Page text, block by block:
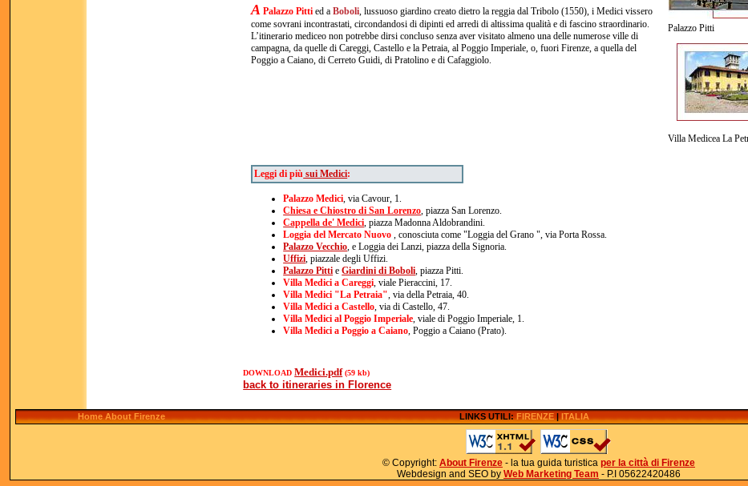
A Palazzo Pitti ed aBoboli , lussuoso giardino creato dietro la reggia dal Tribolo (1550), i Medici vissero
come sovrani incontrastati, circondandosi di dipinti ed arredi di altissima qualità e di fascino straordinario.
L’itinerario mediceo non potrebbe dirsi concluso senza aver visitato almeno una delle numerose ville di
campagna, da quelle di Careggi, Castello e la Petraia, al Poggio Imperiale, o, fuori Firenze, a quella del
Poggio a Caiano, di Cerreto Guidi, di Pratolino e di Cafaggiolo.
Palazzo Pitti
Villa Medicea La
Leggi di più sui Medici:
Palazzo Medici , via Cavour, 1.
Chiesa e Chiostro di San Lorenzo , piazza San Lorenzo.
Cappella de' Medici , piazza Madonna Aldobrandini.
Loggia del Mercato Nuovo
, conosciuta come "Loggia del Grano ", via Porta Rossa.
Palazzo Vecchio , e Loggia dei Lanzi, piazza della Signoria.
Uffizi , piazzale degli Uffizi.
Palazzo Pitti eGiardini di Boboli , piazza Pitti.
Villa Medici a Careggi , viale Pieraccini, 17.
Villa Medici "La Petraia" , via della Petraia, 40.
Villa Medici a Castello , via di Castello, 47.
Villa Medici al Poggio Imperiale , viale di Poggio Imperiale, 1.
Villa Medici a Poggio a Caiano , Poggio a Caiano (Prato).
DOWNLOAD Medici.pdf (59 kb)
back to itineraries in Florence
Home About Firenze LINKS UTILI: FIRENZE| ITALIA
© Copyright: About Firenze- la tua guida turistica per la città di Firenze
Webdesign and SEO by Web Marketing Team - P.I 05622420486